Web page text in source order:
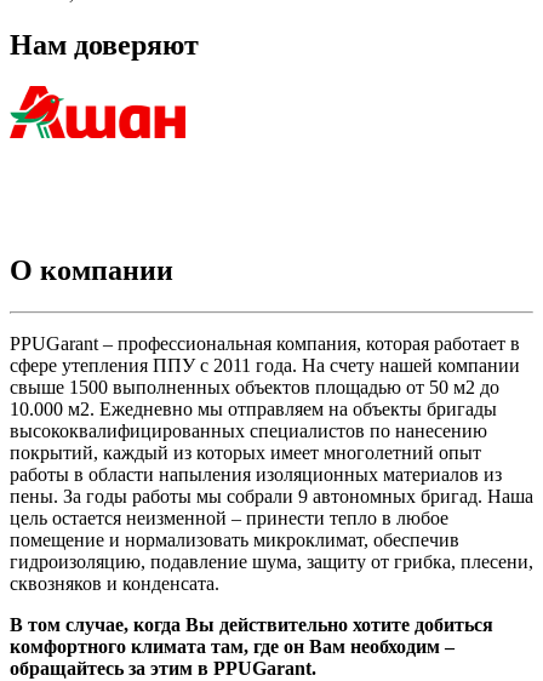
Нам доверяют
О компании
PPUGarant – профессиональная компания, которая работает в
сфере утепления ППУ с 2011 года. На счету нашей компании
свыше 1500 выполненных объектов площадью от 50 м2 до
10.000 м2. Ежедневно мы отправляем на объекты бригады
высококвалифицированных специалистов по нанесению
покрытий, каждый из которых имеет многолетний опыт
работы в области напыления изоляционных материалов из
пены. За годы работы мы собрали 9 автономных бригад. Наша
цель остается неизменной – принести тепло в любое
помещение и нормализовать микроклимат, обеспечив
гидроизоляцию, подавление шума, защиту от грибка, плесени,
сквозняков и конденсата.
В том случае, когда Вы действительно хотите добиться
комфортного климата там, где он Вам необходим –
обращайтесь за этим в PPUGarant.